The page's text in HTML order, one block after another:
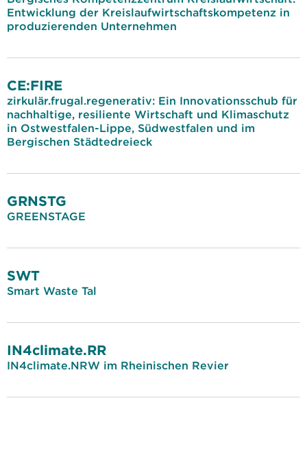
Entwicklung der Kreislaufwirtschaftskompetenz in
produzierenden Unternehmen
CE:FIRE
zirkulär.frugal.regenerativ: Ein Innovationsschub für
nachhaltige, resiliente Wirtschaft und Klimaschutz
in Ostwestfalen-Lippe, Südwestfalen und im
Bergischen Städtedreieck
GRNSTG
GREENSTAGE
SWT
Smart Waste Tal
IN4climate.RR
IN4climate.NRW im Rheinischen Revier